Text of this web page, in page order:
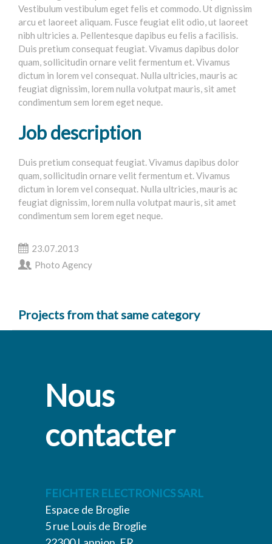
Entreprise
Audio 3D / Binaural
Philosophie
Contact
Vestibulum vestibulum eget felis et commodo. Ut dignissim
arcu et laoreet aliquam. Fusce feugiat elit odio, ut laoreet
nibh ultricies a. Pellentesque dapibus eu felis a facilisis.
Duis pretium consequat feugiat. Vivamus dapibus dolor
quam, sollicitudin ornare velit fermentum et. Vivamus
dictum in lorem vel consequat. Nulla ultricies, mauris ac
feugiat dignissim, lorem nulla volutpat mauris, sit amet
condimentum sem lorem eget neque.
Job description
Duis pretium consequat feugiat. Vivamus dapibus dolor
quam, sollicitudin ornare velit fermentum et. Vivamus
dictum in lorem vel consequat. Nulla ultricies, mauris ac
feugiat dignissim, lorem nulla volutpat mauris, sit amet
condimentum sem lorem eget neque.
23.07.2013
Photo Agency
Projects from that same category
View
Photography 1
Nous
contacter
FEICHTER ELECTRONICS SARL
Espace de Broglie
5 rue Louis de Broglie